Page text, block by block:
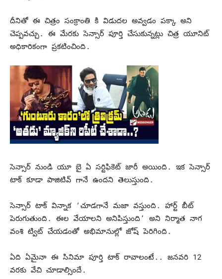
దీనితో ఈ చిత్రం సంక్రాంతి కి విడుదల అవ్వడం పక్కా అని
చెప్పవచ్చు. ఈ మేరకు సెన్సార్ పూర్తి చేసుకున్నట్లు చిత్ర యూనిట్
అధికారికంగా ప్రకటించింది.
సెన్సార్ నుండి యూ బై ఏ సర్టిఫికెట్ జారీ అయింది. ఇక సెన్సార్
టాక్ కూడా పాజిటివ్ గానే ఉందని తెలుస్తుంది.
సెన్సార్ టాక్ విన్నాక ‘చూడగానే మజా వస్తుంది. హార్ట్ బీట్
పెరుగుతుంది. ఈల వేయాలని అనిపిస్తుంది’ అని నిర్మాత నాగ
వంశి ట్విట్ చేయడంతో అభిమానుల్లో జోష్ పెరిగింది.
ఏది ఏమైనా ఈ సినిమా పూర్తి టాక్ రావాలంటే.. జనవరి 12
వరకు వేచి చూడాల్సిందే.